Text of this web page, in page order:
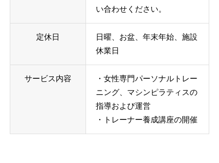
い合わせください。
定休日
日曜、お盆、年末年始、施設
休業日
サービス内容
・女性専門パーソナルトレー
ニング、マシンピラティスの
指導および運営
・トレーナー養成講座の開催